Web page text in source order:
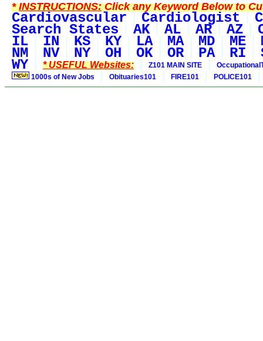
*INSTRUCTIONS:Click any Keyword Below to
Cardiovascular Cardiologist
Search States AK AL AR AZ
IL IN KS KY LA MA MD ME
NM NV NY OH OK OR PA RI
WY * USEFUL Websites: Z101 MAIN SITE
1000s of New Jobs
Obituaries101 FIRE101 POLICE101